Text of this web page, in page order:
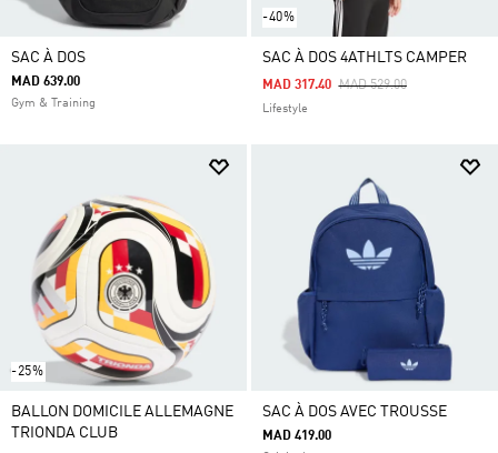
SAC À DOS
MAD 639.00
Gym & Training
-40%
SAC À DOS 4ATHLTS CAMPER
Price Reduced From
MAD 529.00To
MAD 317.40
Lifestyle
-25%
BALLON DOMICILE ALLEMAGNE
TRIONDA CLUB
SAC À DOS AVEC TROUSSE
MAD 419.00